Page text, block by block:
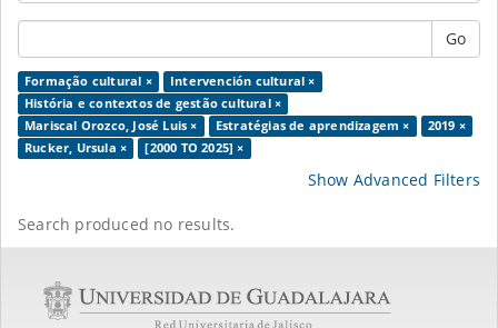
Go
Formação cultural ×
Intervención cultural ×
História e contextos de gestão cultural ×
Mariscal Orozco, José Luis ×
Estratégias de aprendizagem ×
2019 ×
Rucker, Ursula ×
[2000 TO 2025] ×
Show Advanced Filters
Search produced no results.